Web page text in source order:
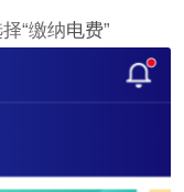
“缴纳电费”